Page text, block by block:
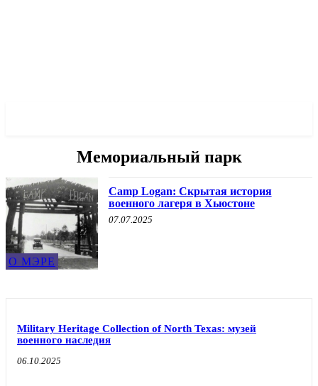
Мемориальный парк
О МЭРЕ
Camp Logan: Скрытая история
военного лагеря в Хьюстоне
07.07.2025
Military Heritage Collection of North Texas: музей
военного наследия
06.10.2025